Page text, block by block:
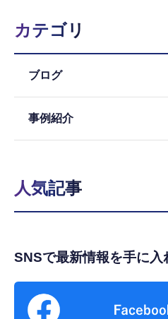
カテゴリ
ブログ
事例紹介
人気記事
SNSで最新情報を手に入